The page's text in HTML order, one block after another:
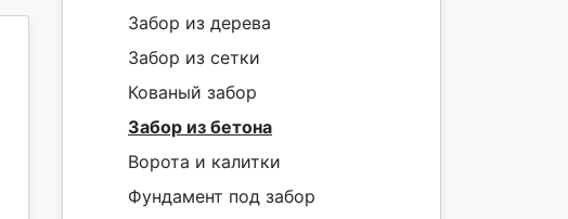
Забор из дерева
Забор из сетки
Кованый забор
Забор из бетона
Ворота и калитки
Фундамент под забор